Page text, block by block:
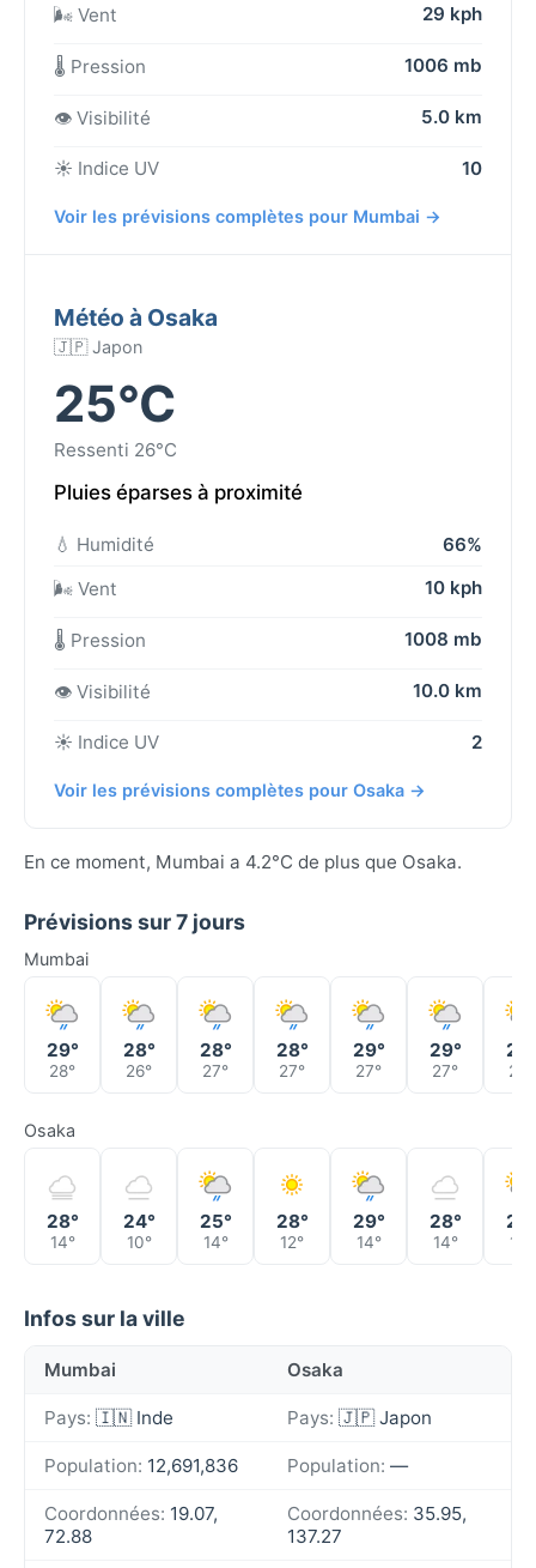
🌬️ Vent
29 kph
🌡️ Pression 1006 mb
👁️ Visibilité 5.0 km
☀️ Indice UV 10
Voir les prévisions complètes pour Mumbai →
Météo à Osaka
🇯🇵 Japon
25°C
Ressenti 26°C
Pluies éparses à proximité
💧 Humidité
66%
🌬️ Vent
10 kph
🌡️ Pression 1008 mb
👁️ Visibilité 10.0 km
☀️ Indice UV 2
Voir les prévisions complètes pour Osaka →
En ce moment, Mumbai a 4.2°C de plus que Osaka.
Prévisions sur 7 jours
Mumbai
29°
28°
28°
26°
28°
27°
28°
27°
29°
27°
29°
27° 27°
Osaka
28°
14°
24°
10°
25°
14°
28°
12°
29°
14°
28°
14° 16°
Infos sur la ville
Mumbai Osaka
Pays: 🇮🇳 Inde Pays: 🇯🇵 Japon
Population: 12,691,836 Population: —
Coordonnées: 19.07,
72.88
Coordonnées: 35.95,
137.27